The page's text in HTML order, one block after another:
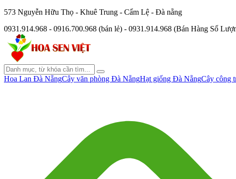
573 Nguyễn Hữu Thọ - Khuê Trung - Cẩm Lệ - Đà nẵng
0931.914.968 - 0916.700.968 (bán lẻ) - 0931.914.968 (Bán Hàng Số
Hoa Lan Đà NẵngCây văn phòng Đà NẵngHạt giống Đà NẵngCây công